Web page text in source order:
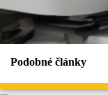
Podobné články